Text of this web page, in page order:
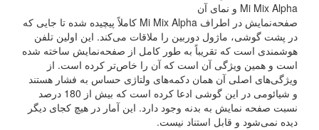
Mi Mix Alpha و نمای آن
صفحه‌نمایش در اطراف Mi Mix Alpha کاملاً پیچیده شده تا جایی که
در پشت گوشی، ماژول دوربین را ملاقات می‌کند. این اولین تلفن
هوشمندی است که تقریباً به طور کامل از صفحه‌نمایش ساخته شده
است و همین ویژگی آن است که آن را خاص‌تر کرده است. از
ویژگی‌های اصلی آن همان دکمه‌های ولتاژی حساس به فشار هستند
و شیائومی در این گوشی ادعا کرده است که بیش از 180 درصد
نسبت صفحه نمایش به بدنه وجود دارد. این آمار در هیچ کجای دیگر
دیده نمی‌شود و قابل استناد نیست.